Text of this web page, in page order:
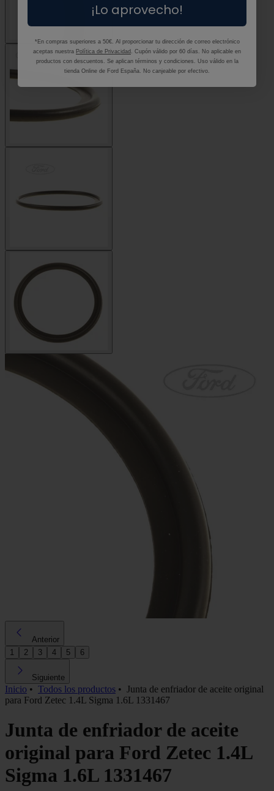
Anterior
1
2 3 4 5 6
Siguiente
Inicio • Todos los productos • Junta de enfriador de aceite original
para Ford Zetec 1.4L Sigma 1.6L 1331467
Junta de enfriador de aceite
original para Ford Zetec 1.4L
Sigma 1.6L 1331467
¡Lo aprovecho!
*En compras superiores a 50€. Al proporcionar tu dirección de correo electrónico
aceptas nuestra Política de Privacidad . Cupón válido por 60 días. No aplicable en
productos con descuentos. Se aplican términos y condiciones. Uso válido en la
tienda Online de Ford España. No canjeable por efectivo.